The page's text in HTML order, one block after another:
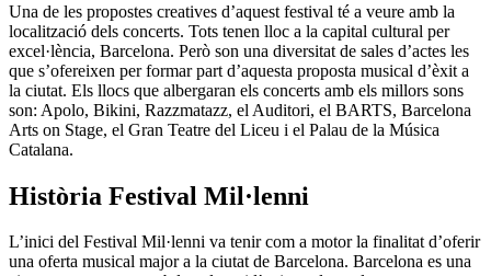
Una de les propostes creatives d’aquest festival té a veure amb la
localització dels concerts. Tots tenen lloc a la capital cultural per
excel·lència, Barcelona. Però son una diversitat de sales d’actes les
que s’ofereixen per formar part d’aquesta proposta musical d’èxit a
la ciutat. Els llocs que albergaran els concerts amb els millors sons
son: Apolo, Bikini, Razzmatazz, el Auditori, el BARTS, Barcelona
Arts on Stage, el Gran Teatre del Liceu i el Palau de la Música
Catalana.
Història Festival Mil·lenni
L’inici del Festival Mil·lenni va tenir com a motor la finalitat d’oferir
una oferta musical major a la ciutat de Barcelona. Barcelona es una